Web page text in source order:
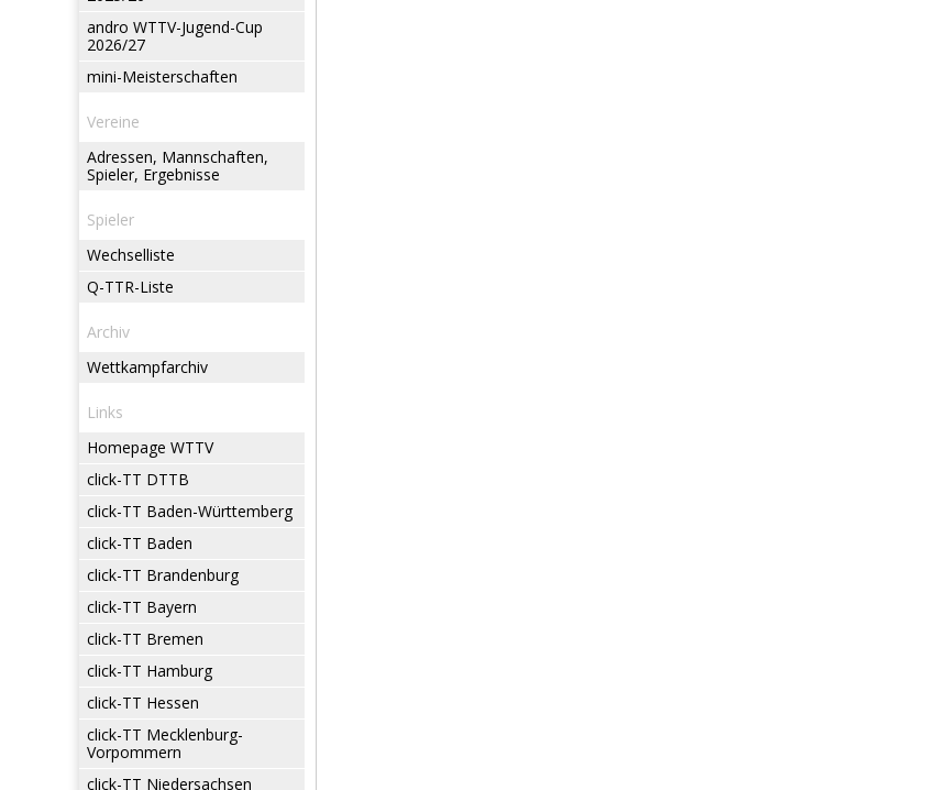
andro WTTV-Jugend-Cup
2026/27
mini-Meisterschaften
Vereine
Adressen, Mannschaften,
Spieler, Ergebnisse
Spieler
Wechselliste
Q-TTR-Liste
Archiv
Wettkampfarchiv
Links
Homepage WTTV
click-TT DTTB
click-TT Baden-Württemberg
click-TT Baden
click-TT Brandenburg
click-TT Bayern
click-TT Bremen
click-TT Hamburg
click-TT Hessen
click-TT Mecklenburg-
Vorpommern
click-TT Niedersachsen